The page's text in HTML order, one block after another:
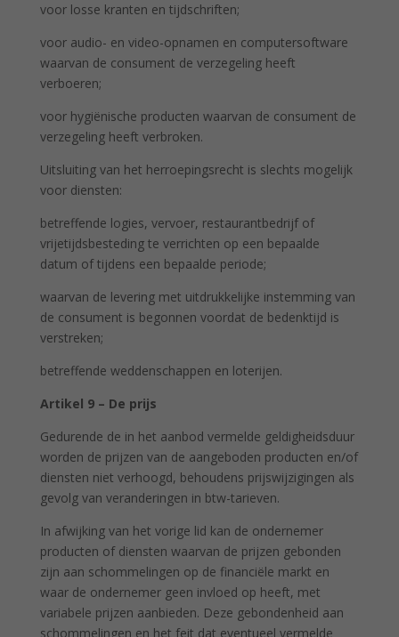
voor losse kranten en tijdschriften;
voor audio- en video-opnamen en computersoftware
waarvan de consument de verzegeling heeft
verboeren;
voor hygiënische producten waarvan de consument de
verzegeling heeft verbroken.
Uitsluiting van het herroepingsrecht is slechts mogelijk
voor diensten:
betreffende logies, vervoer, restaurantbedrijf of
vrijetijdsbesteding te verrichten op een bepaalde
datum of tijdens een bepaalde periode;
waarvan de levering met uitdrukkelijke instemming van
de consument is begonnen voordat de bedenktijd is
verstreken;
betreffende weddenschappen en loterijen.
Artikel 9 – De prijs
Gedurende de in het aanbod vermelde geldigheidsduur
worden de prijzen van de aangeboden producten en/of
diensten niet verhoogd, behoudens prijswijzigingen als
gevolg van veranderingen in btw-tarieven.
In afwijking van het vorige lid kan de ondernemer
producten of diensten waarvan de prijzen gebonden
zijn aan schommelingen op de financiële markt en
waar de ondernemer geen invloed op heeft, met
variabele prijzen aanbieden. Deze gebondenheid aan
schommelingen en het feit dat eventueel vermelde